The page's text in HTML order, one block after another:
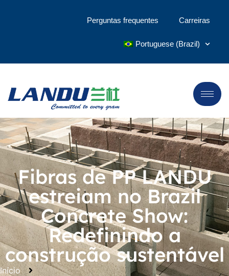
Perguntas frequentes Carreiras
Portuguese (Brazil)
Fibras de PP LANDU
estreiam no Brazil
Concrete Show:
Redefinindo a
construção sustentável
Início